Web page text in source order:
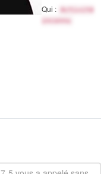
Qui :
Activité
inconnu